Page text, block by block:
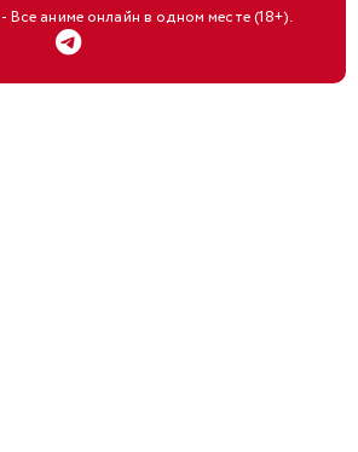
Все аниме онлайн в одном месте (18+).